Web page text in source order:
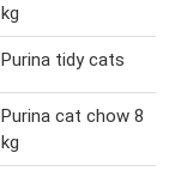
kg
Purina tidy cats
Purina cat chow 8
kg